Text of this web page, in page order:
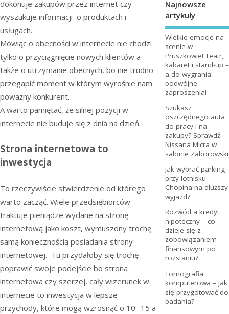
dokonuje zakupów przez internet czy
wyszukuje informacji o produktach i
usługach.
Mówiąc o obecności w internecie nie chodzi
tylko o przyciągnięcie nowych klientów a
także o utrzymanie obecnych, bo nie trudno
przegapić moment w którym wyrośnie nam
poważny konkurent.
A warto pamiętać, że silnej pozycji w
internecie nie buduje się z dnia na dzień.
Strona internetowa to
inwestycja
To rzeczywiście stwierdzenie od którego
warto zacząć. Wiele przedsiębiorców
traktuje pieniądze wydane na stronę
internetową jako koszt, wymuszony trochę
samą koniecznością posiadania strony
internetowej. Tu przydałoby się trochę
poprawić swoje podejście bo strona
internetowa czy szerzej, cały wizerunek w
internecie to inwestycja w lepsze
przychody, które mogą wzrosnąć o 10 -15 a
Najnowsze
artykuły
Wielkie emocje na
scenie w
Pruszkowie! Teatr,
kabaret i stand-up –
a do wygrania
podwójne
zaproszenia!
Szukasz
oszczędnego auta
do pracy i na
zakupy? Sprawdź
Nissana Micra w
salonie Zaborowski
Jak wybrać parking
przy lotnisku
Chopina na dłuższy
wyjazd?
Rozwód a kredyt
hipoteczny – co
dzieje się z
zobowiązaniem
finansowym po
rozstaniu?
Tomografia
komputerowa – jak
się przygotować do
badania?